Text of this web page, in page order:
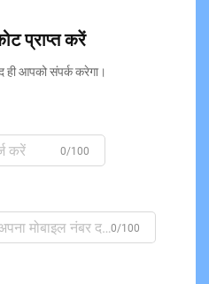
प्राप्त करें
ही आपको संपर्क करेगा।
0/100
0/100